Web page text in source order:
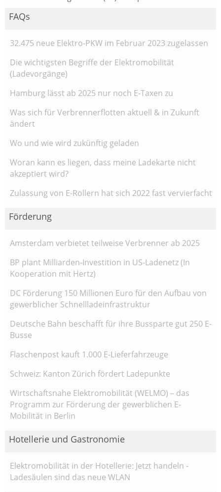
FAQs
32.475 neue Elektro-PKW im Februar 2023 zugelassen
Die wichtigsten Begriffe der Elektromobilität
(Ladevorgänge)
Hamburg lässt ab 2025 nur noch E-Taxen zu
Was sich für Verbrennerflotten aktuell & in Zukunft
ändert
Wo und wie wird zukünftig geladen
Woran kann es liegen, dass meine Ladekarte nicht
akzeptiert wird?
Zulassung von E-Rollern hat sich 2022 fast vervierfacht
Förderung
Amsterdam verbietet teilweise Verbrenner ab 2025
BP plant Milliarden-Investition in US-Ladenetz (In
Kooperation mit Hertz)
DC Förderung 150 Millionen Euro für den Aufbau von
gewerblicher Schnellladeinfrastruktur
Deutsche Bahn beschafft für ihre Bussparte gut 250 E-
Busse
Flaschenpost kauft 1.000 E-Lieferfahrzeuge
Schweiz: Kanton Zürich fördert Ladepunkte
Wirtschaftsnahe Elektromobilität (WELMO) – das
Programm zur Förderung der gewerblichen E-
Mobilität in Berlin
Hotellerie und Gastronomie
Elektromobilität in der Hotellerie: Jetzt handeln -
Ladesäulen sind das neue WLAN